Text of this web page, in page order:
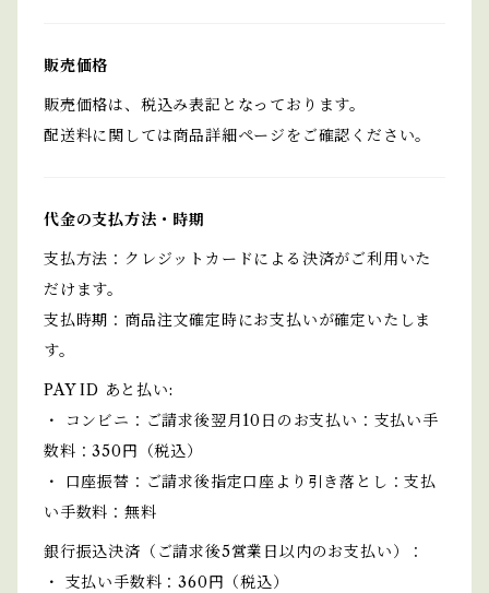
販売価格
販売価格は、税込み表記となっております。
配送料に関しては商品詳細ページをご確認ください。
代金の支払方法・時期
支払方法：クレジットカードによる決済がご利用いた
だけます。
支払時期：商品注文確定時にお支払いが確定いたしま
す。
PAY ID あと払い:
・ コンビニ：ご請求後翌月10日のお支払い：支払い手
数料：350円（税込）
・ 口座振替：ご請求後指定口座より引き落とし：支払
い手数料：無料
銀行振込決済（ご請求後5営業日以内のお支払い）：
・ 支払い手数料：360円（税込）